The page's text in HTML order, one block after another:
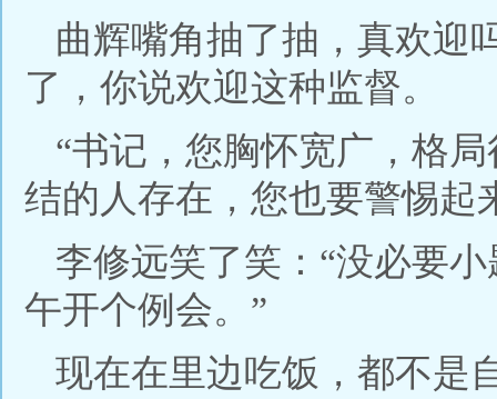
曲辉嘴角抽了抽，真欢迎
了，你说欢迎这种监督。
“书记，您胸怀宽广，格
结的人存在，您也要警惕起
李修远笑了笑：“没必要
午开个例会。”
现在在里边吃饭，都不是